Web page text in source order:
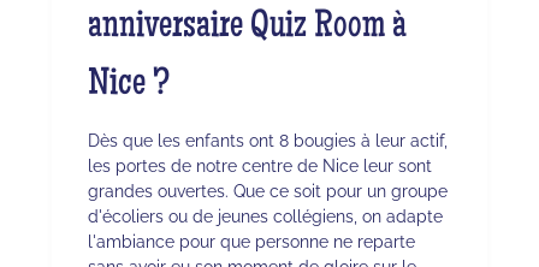
anniversaire Quiz Room à
Nice ?
Dès que les enfants ont 8 bougies à leur actif,
les portes de notre centre de Nice leur sont
grandes ouvertes. Que ce soit pour un groupe
d'écoliers ou de jeunes collégiens, on adapte
l'ambiance pour que personne ne reparte